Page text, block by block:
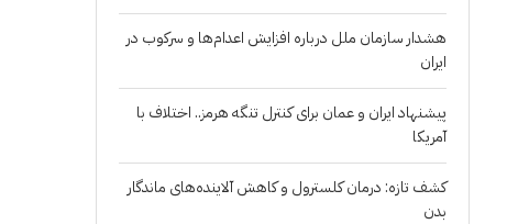
هشدار سازمان ملل درباره افزایش اعدام‌ها و سرکوب در
ایران
پیشنهاد ایران و عمان برای کنترل تنگه هرمز.. اختلاف با
آمریکا
کشف تازه: درمان کلسترول و کاهش آلاینده‌های ماندگار
بدن